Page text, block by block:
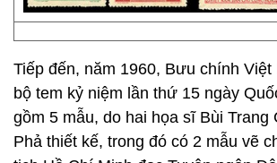
Tiếp đến, năm 1960, Bưu chính Việt
bộ tem kỷ niệm lần thứ 15 ngày
gồm 5 mẫu, do hai họa sĩ Bùi Trang
Phả thiết kế, trong đó có 2 mẫu vẽ